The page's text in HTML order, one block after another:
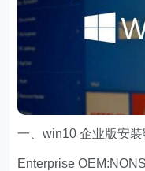
一、win10 企业版安装
Enterprise